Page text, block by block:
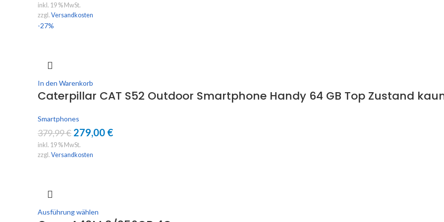
inkl. 19 % MwSt.
zzgl. Versandkosten
-27%
In den Warenkorb
Caterpillar CAT S52 Outdoor Smartphone Handy 64 GB Top Zustand
Smartphones
379,99€ 279,00 €
inkl. 19 % MwSt.
zzgl. Versandkosten
Ausführung wählen